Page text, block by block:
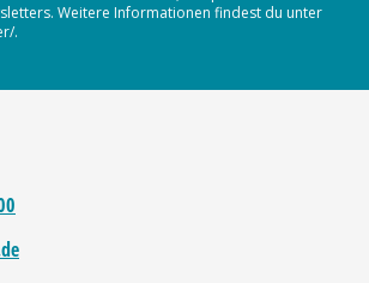
Weitere Informationen findest du unter
.